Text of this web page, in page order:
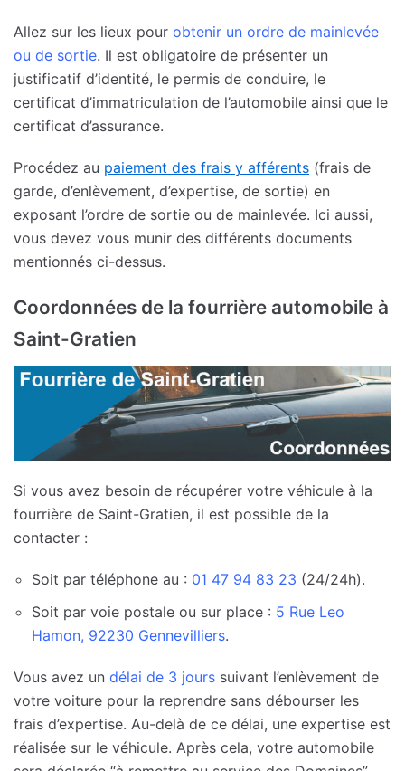
Allez sur les lieux pour obtenir un ordre de mainlevée
ou de sortie. Il est obligatoire de présenter un
justificatif d’identité, le permis de conduire, le
certificat d’immatriculation de l’automobile ainsi que le
certificat d’assurance.
Procédez au paiement des frais y afférents (frais de
garde, d’enlèvement, d’expertise, de sortie) en
exposant l’ordre de sortie ou de mainlevée. Ici aussi,
vous devez vous munir des différents documents
mentionnés ci-dessus.
Coordonnées de la fourrière automobile à
Saint-Gratien
Si vous avez besoin de récupérer votre véhicule à la
fourrière de Saint-Gratien, il est possible de la
contacter :
Soit par téléphone au : 01 47 94 83 23 (24/24h).
Soit par voie postale ou sur place : 5 Rue Leo
Hamon, 92230 Gennevilliers.
Vous avez un délai de 3 jours suivant l’enlèvement de
votre voiture pour la reprendre sans débourser les
frais d’expertise. Au-delà de ce délai, une expertise est
réalisée sur le véhicule. Après cela, votre automobile